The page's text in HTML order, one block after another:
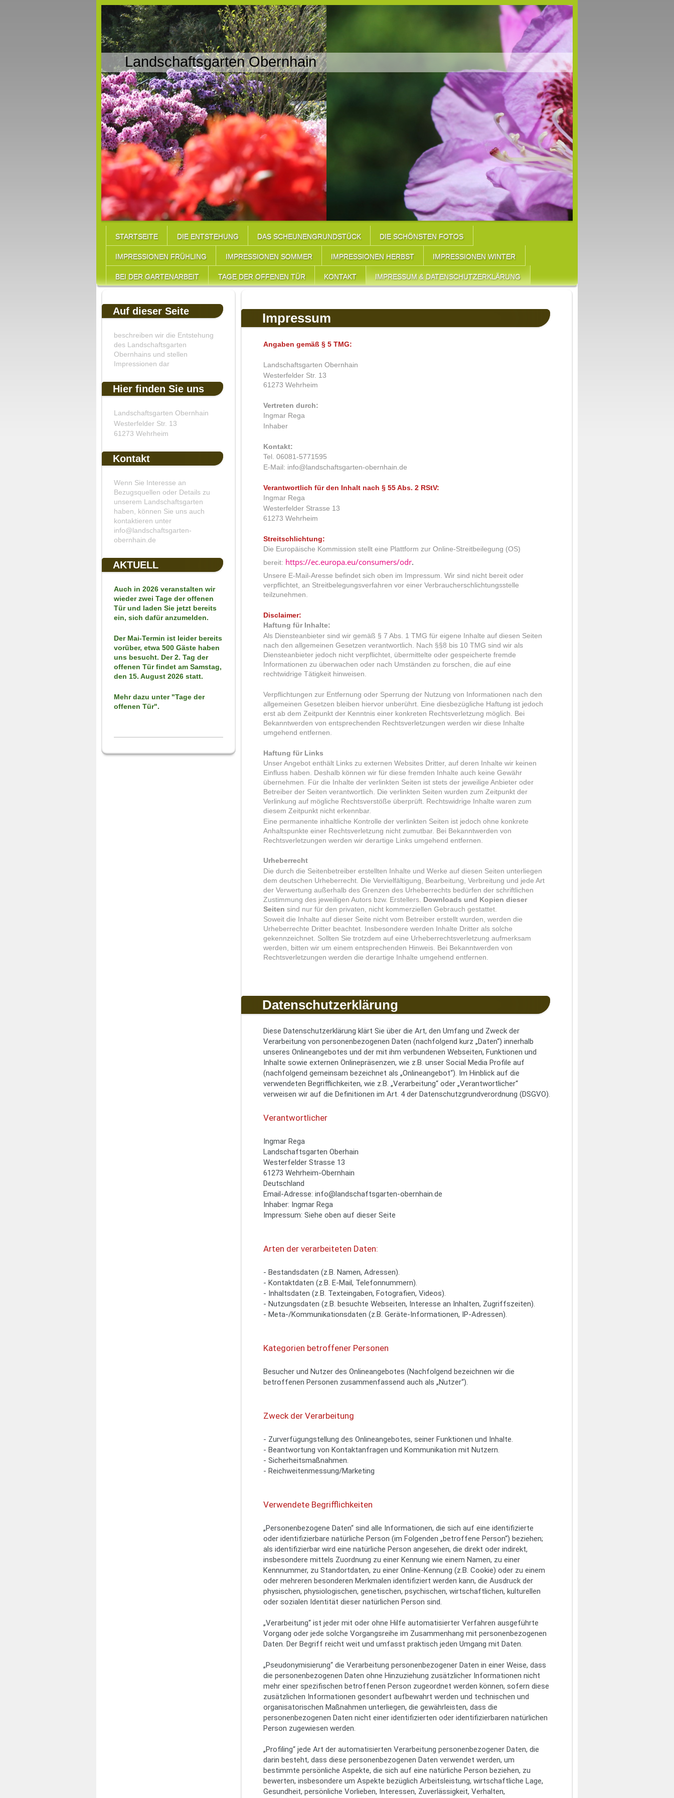
Landschaftsgarten Obernhain
STARTSEITE DIE ENTSTEHUNG DAS SCHEUNENGRUNDSTÜCK DIE SCHÖNSTEN FOTOS
IMPRESSIONEN FRÜHLING IMPRESSIONEN SOMMER IMPRESSIONEN HERBST IMPRESSIONEN WINTER
BEI DER GARTENARBEIT TAGE DER OFFENEN TÜR KONTAKT IMPRESSUM & DATENSCHUTZERKLÄRUNG
Impressum
Angaben gemäß § 5 TMG:
Landschaftsgarten Obernhain
Westerfelder Str. 13
61273 Wehrheim
Vertreten durch:
Ingmar Rega
Inhaber
Kontakt:
Tel. 06081-5771595
E-Mail: info@landschaftsgarten-obernhain.de
Verantwortlich für den Inhalt nach § 55 Abs. 2 RStV:
Ingmar Rega
Westerfelder Strasse 13
61273 Wehrheim
Streitschlichtung:
Die Europäische Kommission stellt eine Plattform zur Online-Streitbeilegung (OS)
bereit: https://ec.europa.eu/consumers/odr.
Unsere E-Mail-Aresse befindet sich oben im Impressum. Wir sind nicht bereit oder
verpflichtet, an Streitbelegungsverfahren vor einer Verbraucherschlichtungsstelle
teilzunehmen.
Disclaimer:
Haftung für Inhalte:
Als Diensteanbieter sind wir gemäß § 7 Abs. 1 TMG für eigene Inhalte auf diesen Seiten
nach den allgemeinen Gesetzen verantwortlich. Nach §§8 bis 10 TMG sind wir als
Diensteanbieter jedoch nicht verpflichtet, übermittelte oder gespeicherte fremde
Informationen zu überwachen oder nach Umständen zu forschen, die auf eine
rechtwidrige Tätigkeit hinweisen.
Verpflichtungen zur Entfernung oder Sperrung der Nutzung von Informationen nach den
allgemeinen Gesetzen bleiben hiervor unberührt. Eine diesbezügliche Haftung ist jedoch
erst ab dem Zeitpunkt der Kenntnis einer konkreten Rechtsverletzung möglich. Bei
Bekanntwerden von entsprechenden Rechtsverletzungen werden wir diese Inhalte
umgehend entfernen.
Haftung für Links
Unser Angebot enthält Links zu externen Websites Dritter, auf deren Inhalte wir keinen
Einfluss haben. Deshalb können wir für diese fremden Inhalte auch keine Gewähr
übernehmen. Für die Inhalte der verlinkten Seiten ist stets der jeweilige Anbieter oder
Betreiber der Seiten verantwortlich. Die verlinkten Seiten wurden zum Zeitpunkt der
Verlinkung auf mögliche Rechtsverstöße überprüft. Rechtswidrige Inhalte waren zum
diesem Zeitpunkt nicht erkennbar.
Eine permanente inhaltliche Kontrolle der verlinkten Seiten ist jedoch ohne konkrete
Anhaltspunkte einer Rechtsverletzung nicht zumutbar. Bei Bekanntwerden von
Rechtsverletzungen werden wir derartige Links umgehend entfernen.
Urheberrecht
Die durch die Seitenbetreiber erstellten Inhalte und Werke auf diesen Seiten unterliegen
dem deutschen Urheberrecht. Die Vervielfältigung, Bearbeitung, Verbreitung und jede Art
der Verwertung außerhalb des Grenzen des Urheberrechts bedürfen der schriftlichen
Zustimmung des jeweiligen Autors bzw. Erstellers. Downloads und Kopien dieser
Seiten sind nur für den privaten, nicht kommerziellen Gebrauch gestattet.
Soweit die Inhalte auf dieser Seite nicht vom Betreiber erstellt wurden, werden die
Urheberrechte Dritter beachtet. Insbesondere werden Inhalte Dritter als solche
gekennzeichnet. Sollten Sie trotzdem auf eine Urheberrechtsverletzung aufmerksam
werden, bitten wir um einem entsprechenden Hinweis. Bei Bekanntwerden von
Rechtsverletzungen werden die derartige Inhalte umgehend entfernen.
Datenschutzerklärung
Diese Datenschutzerklärung klärt Sie über die Art, den Umfang und Zweck der
Verarbeitung von personenbezogenen Daten (nachfolgend kurz „Daten“) innerhalb
unseres Onlineangebotes und der mit ihm verbundenen Webseiten, Funktionen und
Inhalte sowie externen Onlinepräsenzen, wie z.B. unser Social Media Profile auf
(nachfolgend gemeinsam bezeichnet als „Onlineangebot“). Im Hinblick auf die
verwendeten Begrifflichkeiten, wie z.B. „Verarbeitung“ oder „Verantwortlicher“
verweisen wir auf die Definitionen im Art. 4 der Datenschutzgrundverordnung (DSGVO).
Verantwortlicher
Ingmar Rega
Landschaftsgarten Oberhain
Westerfelder Strasse 13
61273 Wehrheim-Obernhain
Deutschland
Email-Adresse: info@landschaftsgarten-obernhain.de
Inhaber: Ingmar Rega
Impressum: Siehe oben auf dieser Seite
Arten der verarbeiteten Daten:
- Bestandsdaten (z.B. Namen, Adressen).
- Kontaktdaten (z.B. E-Mail, Telefonnummern).
- Inhaltsdaten (z.B. Texteingaben, Fotografien, Videos).
- Nutzungsdaten (z.B. besuchte Webseiten, Interesse an Inhalten, Zugriffszeiten).
- Meta-/Kommunikationsdaten (z.B. Geräte-Informationen, IP-Adressen).
Kategorien betroffener Personen
Besucher und Nutzer des Onlineangebotes (Nachfolgend bezeichnen wir die
betroffenen Personen zusammenfassend auch als „Nutzer“).
Zweck der Verarbeitung
- Zurverfügungstellung des Onlineangebotes, seiner Funktionen und Inhalte.
- Beantwortung von Kontaktanfragen und Kommunikation mit Nutzern.
- Sicherheitsmaßnahmen.
- Reichweitenmessung/Marketing
Verwendete Begrifflichkeiten
„Personenbezogene Daten“ sind alle Informationen, die sich auf eine identifizierte
oder identifizierbare natürliche Person (im Folgenden „betroffene Person“) beziehen;
als identifizierbar wird eine natürliche Person angesehen, die direkt oder indirekt,
insbesondere mittels Zuordnung zu einer Kennung wie einem Namen, zu einer
Kennnummer, zu Standortdaten, zu einer Online-Kennung (z.B. Cookie) oder zu einem
oder mehreren besonderen Merkmalen identifiziert werden kann, die Ausdruck der
physischen, physiologischen, genetischen, psychischen, wirtschaftlichen, kulturellen
oder sozialen Identität dieser natürlichen Person sind.
„Verarbeitung“ ist jeder mit oder ohne Hilfe automatisierter Verfahren ausgeführte
Vorgang oder jede solche Vorgangsreihe im Zusammenhang mit personenbezogenen
Daten. Der Begriff reicht weit und umfasst praktisch jeden Umgang mit Daten.
„Pseudonymisierung“ die Verarbeitung personenbezogener Daten in einer Weise, dass
die personenbezogenen Daten ohne Hinzuziehung zusätzlicher Informationen nicht
mehr einer spezifischen betroffenen Person zugeordnet werden können, sofern diese
zusätzlichen Informationen gesondert aufbewahrt werden und technischen und
organisatorischen Maßnahmen unterliegen, die gewährleisten, dass die
personenbezogenen Daten nicht einer identifizierten oder identifizierbaren natürlichen
Person zugewiesen werden.
„Profiling“ jede Art der automatisierten Verarbeitung personenbezogener Daten, die
darin besteht, dass diese personenbezogenen Daten verwendet werden, um
bestimmte persönliche Aspekte, die sich auf eine natürliche Person beziehen, zu
bewerten, insbesondere um Aspekte bezüglich Arbeitsleistung, wirtschaftliche Lage,
Gesundheit, persönliche Vorlieben, Interessen, Zuverlässigkeit, Verhalten,
Auf dieser Seite
beschreiben wir die Entstehung
des Landschaftsgarten
Obernhains und stellen
Impressionen dar
Hier finden Sie uns
Landschaftsgarten Obernhain
Westerfelder Str. 13
61273 Wehrheim
Kontakt
Wenn Sie Interesse an
Bezugsquellen oder Details zu
unserem Landschaftsgarten
haben, können Sie uns auch
kontaktieren unter
info@landschaftsgarten-
obernhain.de
AKTUELL
Auch in 2026 veranstalten wir
wieder zwei Tage der offenen
Tür und laden Sie jetzt bereits
ein, sich dafür anzumelden.
Der Mai-Termin ist leider bereits
vorüber, etwa 500 Gäste haben
uns besucht. Der 2. Tag der
offenen Tür findet am Samstag,
den 15. August 2026 statt.
Mehr dazu unter "Tage der
offenen Tür".